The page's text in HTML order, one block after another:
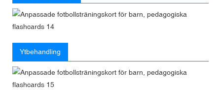
Ytbehandling